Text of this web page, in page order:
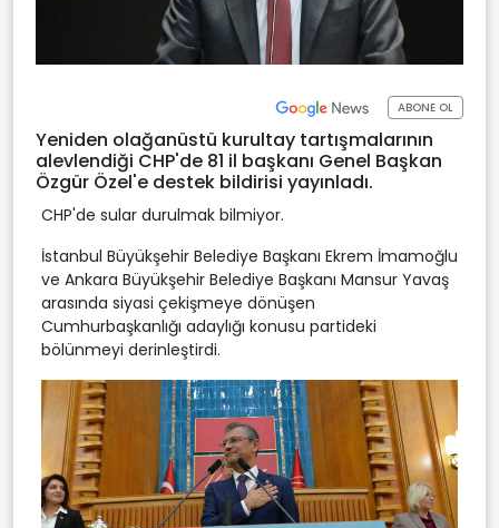
ABONE OL
Yeniden olağanüstü kurultay tartışmalarının
alevlendiği CHP'de 81 il başkanı Genel Başkan
Özgür Özel'e destek bildirisi yayınladı.
CHP'de sular durulmak bilmiyor.
İstanbul Büyükşehir Belediye Başkanı Ekrem İmamoğlu
ve Ankara Büyükşehir Belediye Başkanı Mansur Yavaş
arasında siyasi çekişmeye dönüşen
Cumhurbaşkanlığı adaylığı konusu partideki
bölünmeyi derinleştirdi.